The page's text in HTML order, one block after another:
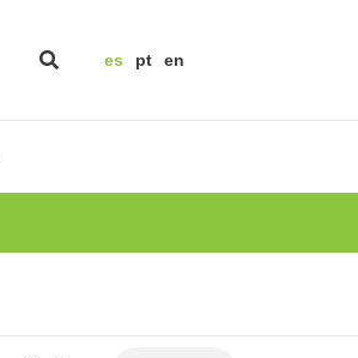
es pt en